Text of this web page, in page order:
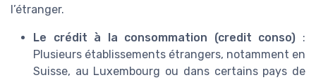
l’étranger.
Le crédit à la consommation (credit conso) :
Plusieurs établissements étrangers, notamment en
Suisse, au Luxembourg ou dans certains pays de